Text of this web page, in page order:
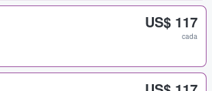
US$ 117
cada